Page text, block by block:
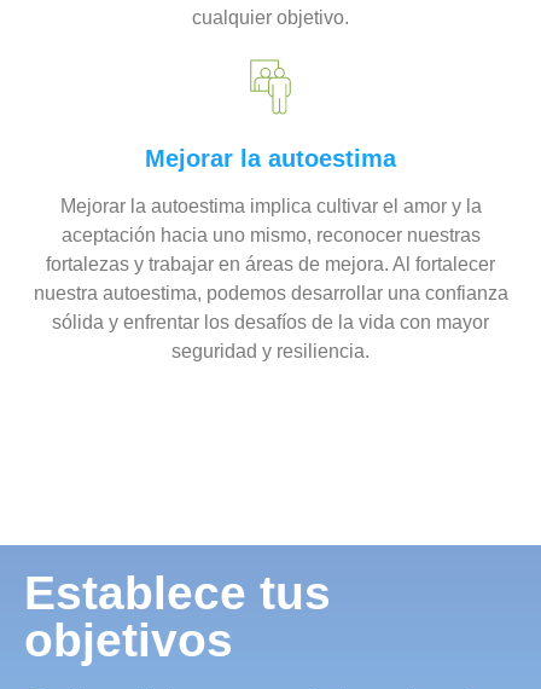
cualquier objetivo.
Mejorar la autoestima
Mejorar la autoestima implica cultivar el amor y la
aceptación hacia uno mismo, reconocer nuestras
fortalezas y trabajar en áreas de mejora. Al fortalecer
nuestra autoestima, podemos desarrollar una confianza
sólida y enfrentar los desafíos de la vida con mayor
seguridad y resiliencia.
Establece tus
objetivos